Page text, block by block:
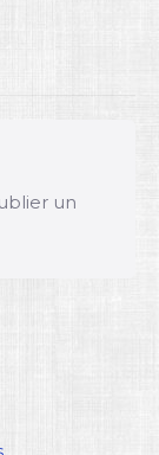
un